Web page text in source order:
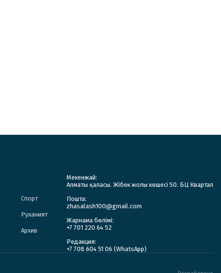
Спорт
Руханият
Архив
Мекенжай:
Алматы қаласы. Жібек жолы көшесі 50. БЦ Квартал
Пошта:
zhasalash100@gmail.com
Жарнама бөлімі:
+7 701 220 64 52
Редакция:
+7 708 604 51 06 (WhatsApp)